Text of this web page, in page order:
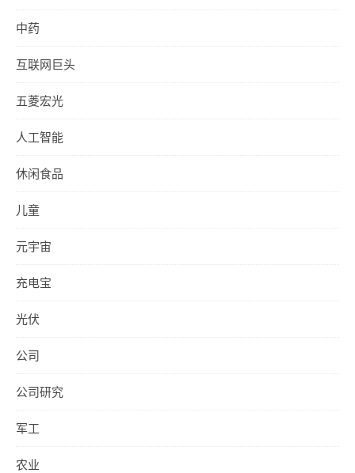
中药
互联网巨头
五菱宏光
人工智能
休闲食品
儿童
元宇宙
充电宝
光伏
公司
公司研究
军工
农业